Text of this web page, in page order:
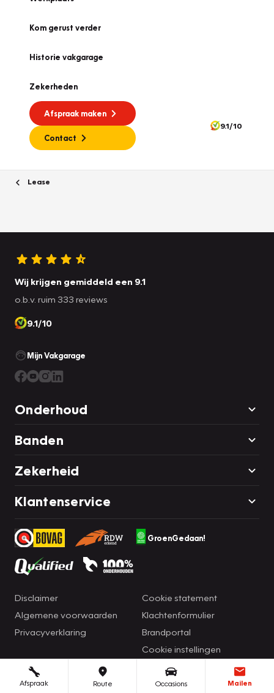
Kom gerust verder
Historie vakgarage
Zekerheden
Afspraak maken
Contact
9.1/10
Lease
Afspraak Route Occasions Mailen
Wij krijgen gemiddeld een 9.1
o.b.v. ruim 333 reviews
9.1/10
Mijn Vakgarage
Onderhoud
Banden
Zekerheid
Klantenservice
GroenGedaan!
Disclaimer
Algemene voorwaarden
Privacyverklaring
Cookie statement
Klachtenformulier
Brandportal
Cookie instellingen